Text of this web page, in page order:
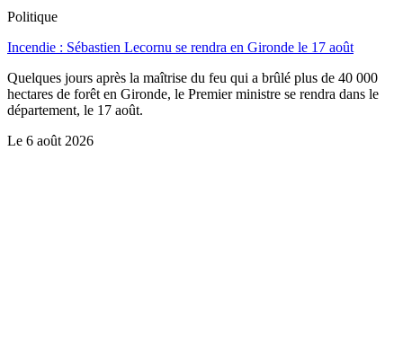
Politique
Incendie : Sébastien Lecornu se rendra en Gironde le 17 août
Quelques jours après la maîtrise du feu qui a brûlé plus de 40 000
hectares de forêt en Gironde, le Premier ministre se rendra dans le
département, le 17 août.
Le 6 août 2026